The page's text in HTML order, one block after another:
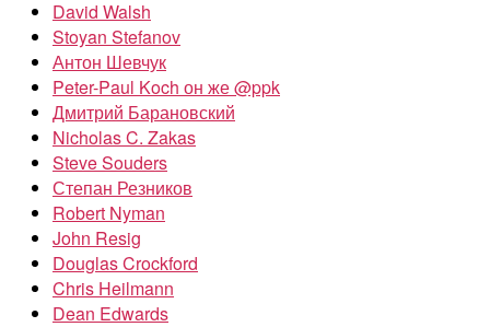
David Walsh
Stoyan Stefanov
Антон Шевчук
Peter-Paul Koch он же @ppk
Дмитрий Барановский
Nicholas C. Zakas
Steve Souders
Степан Резников
Robert Nyman
John Resig
Douglas Crockford
Chris Heilmann
Dean Edwards